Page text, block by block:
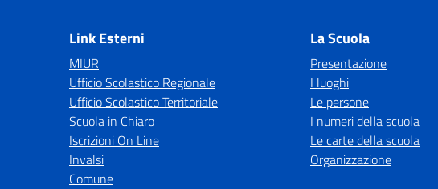
Link Esterni
MIUR
Ufficio Scolastico Regionale
Ufficio Scolastico Territoriale
Scuola in Chiaro
Iscrizioni On Line
Invalsi
Comune
La Scuola
Presentazione
I luoghi
Le persone
I numeri della scuola
Le carte della scuola
Organizzazione